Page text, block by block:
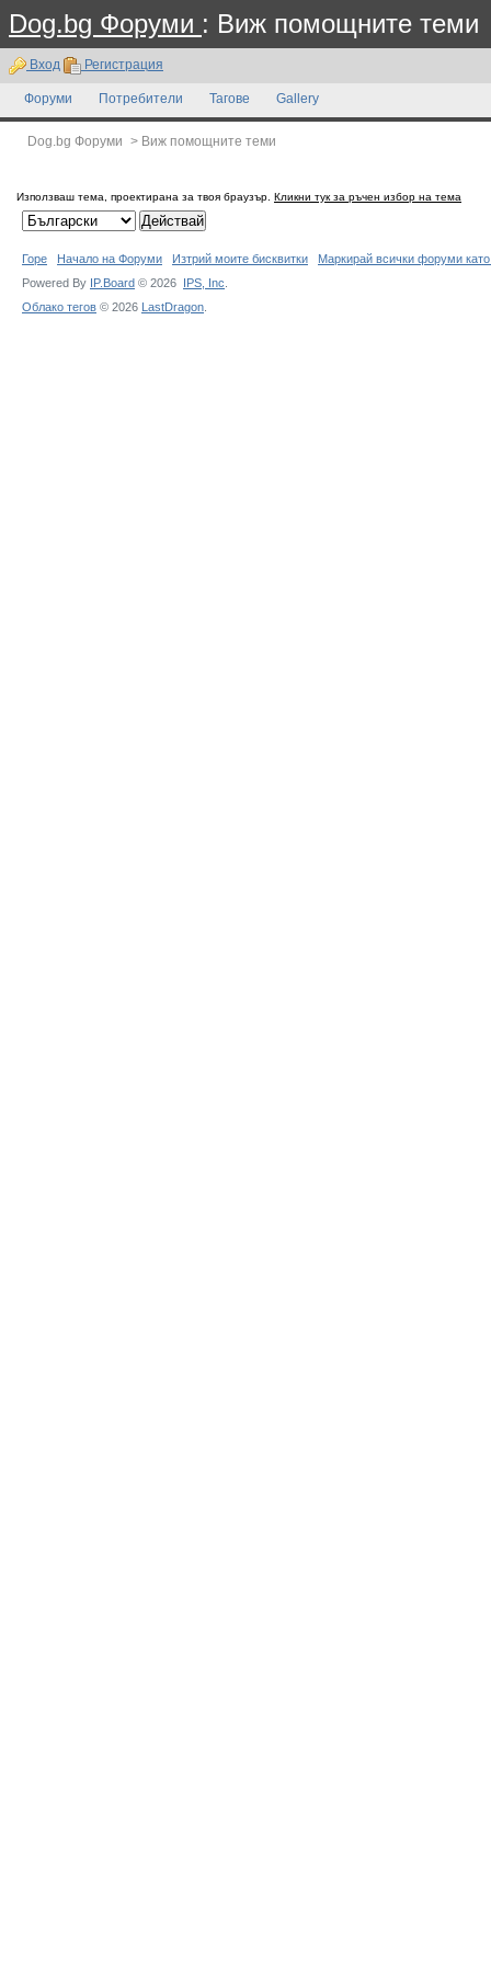
Dog.bg Форуми : Виж помощните теми
Вход Регистрация
Форуми Потребители Тагове Gallery
Dog.bg Форуми > Виж помощните теми
Използваш тема, проектирана за твоя браузър. Кликни тук за ръчен избор на тема
Горе Начало на Форуми Изтрий моите бисквитки
Маркирай всички форуми
Powered By IP.Board © 2026 IPS, Inc
Облако тегов © 2026 LastDragon